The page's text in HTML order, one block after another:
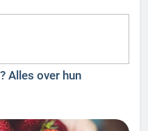
Alles over hun